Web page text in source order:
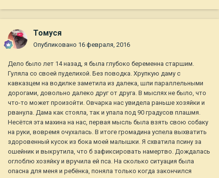
Томуся
Опубликовано 16 февраля, 2016
Дело было лет 14 назад, я была глубоко беременна старшим.
Гуляла со своей пуделихой. Без поводка. Хрупкую даму с
кавказцем на водилке заметила из далека, шли параллельными
дорогами, довольно далеко друг от друга. В мыслях не было, что
что-то может произойти. Овчарка нас увидела раньше хозяйки и
рванула. Дама как стояла, так и упала под 90 градусов плашмя.
Несётся эта махина на нас, первая мысль была взять свою собаку
на руки, вовремя очухалась. В итоге громадина успела выхватить
здоровенный кусок из бока моей малышки. Я схватила псину за
ошейник и выкрутила, что б зафиксировать намертво. Дождалась
оглоблю хозяйку и вручила ей пса. На сколько ситуация была
опасна для меня и ребёнка, поняла только когда закончился